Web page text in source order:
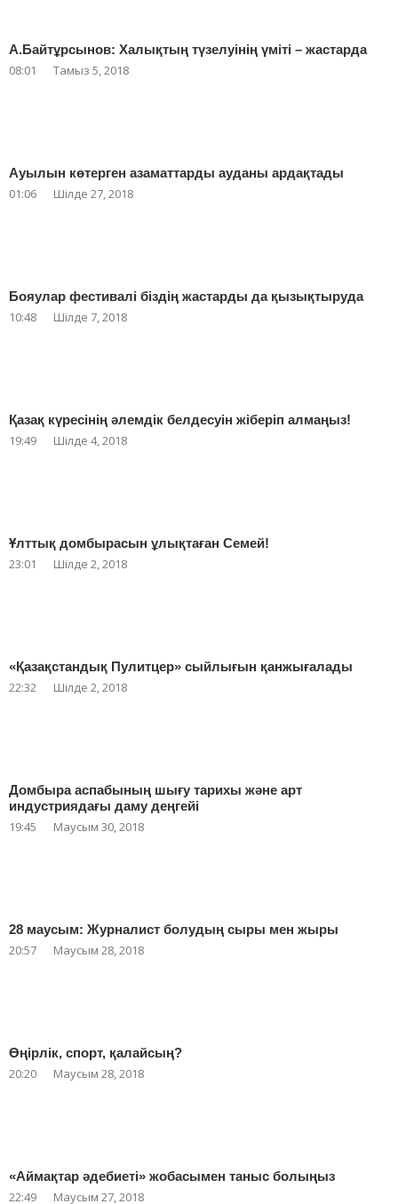
А.Байтұрсынов: Халықтың түзелуінің үміті – жастарда
08:01 Тамыз 5, 2018
Ауылын көтерген азаматтарды ауданы ардақтады
01:06 Шілде 27, 2018
Бояулар фестивалі біздің жастарды да қызықтыруда
10:48 Шілде 7, 2018
Қазақ күресінің әлемдік белдесуін жіберіп алмаңыз!
19:49 Шілде 4, 2018
Ұлттық домбырасын ұлықтаған Семей!
23:01 Шілде 2, 2018
«Қазақстандық Пулитцер» сыйлығын қанжығалады
22:32 Шілде 2, 2018
Домбыра аспабының шығу тарихы және арт
индустриядағы даму деңгейі
19:45 Маусым 30, 2018
28 маусым: Журналист болудың сыры мен жыры
20:57 Маусым 28, 2018
Өңірлік, спорт, қалайсың?
20:20 Маусым 28, 2018
«Аймақтар әдебиеті» жобасымен таныс болыңыз
22:49 Маусым 27, 2018